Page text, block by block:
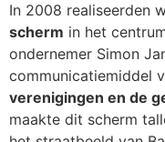
In 2008 realiseerden
scherm in het
ondernemer Simon
communicatiemiddel
verenigingen en de
maakte dit scherm